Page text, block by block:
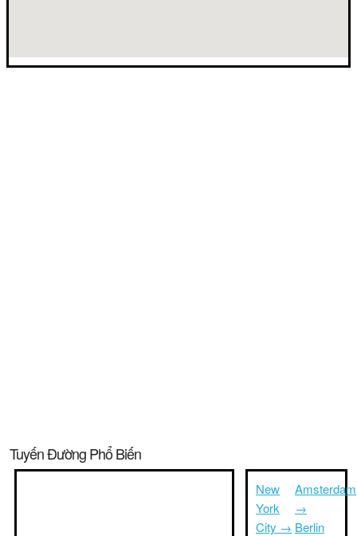
Tuyến Đường Phổ Biến
New
York
City →
Amsterdam
→
Berlin